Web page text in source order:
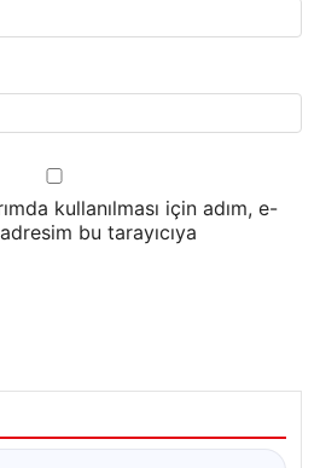
kullanılması için adım, e-
bu tarayıcıya